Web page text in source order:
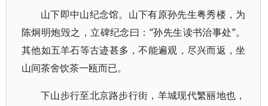
山下即中山纪念馆。山下有原孙先生粤秀楼，为
陈炯明炮毁之，立碑纪念曰：“孙先生读书治事处”。
其他如五羊石等古迹甚多，不能遍观，尽兴而返，坐
山间茶舍饮茶一瓯而已。
下山步行至北京路步行街，羊城现代繁丽地也，